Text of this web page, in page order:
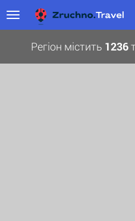
Регіон містить 1236